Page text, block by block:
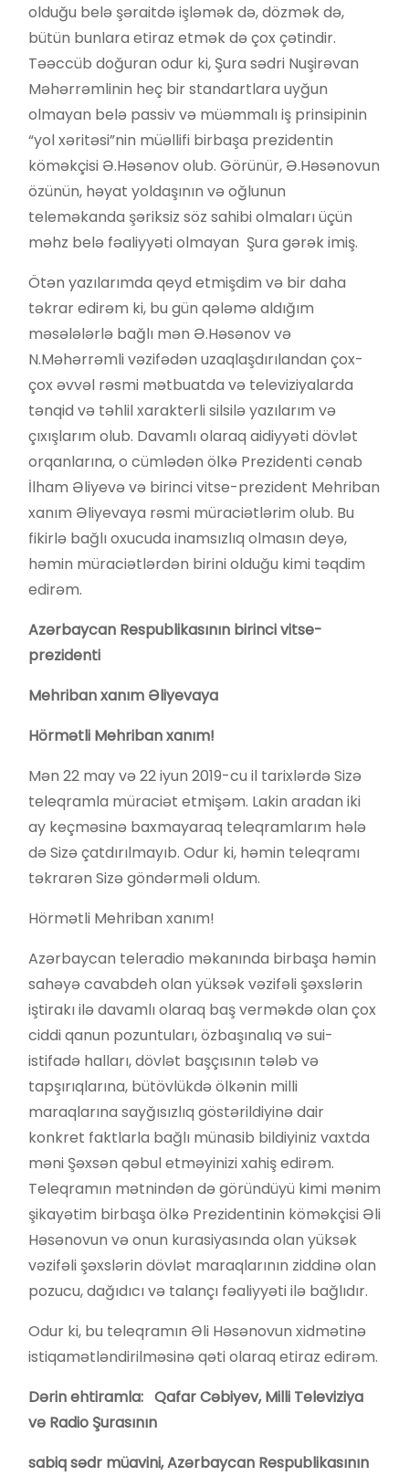
olduğu belə şəraitdə işləmək də, dözmək də,
bütün bunlara etiraz etmək də çox çətindir.
Təəccüb doğuran odur ki, Şura sədri Nuşirəvan
Məhərrəmlinin heç bir standartlara uyğun
olmayan belə passiv və müəmmalı iş prinsipinin
“yol xəritəsi”nin müəllifi birbaşa prezidentin
köməkçisi Ə.Həsənov olub. Görünür, Ə.Həsənovun
özünün, həyat yoldaşının və oğlunun
teleməkanda şəriksiz söz sahibi olmaları üçün
məhz belə fəaliyyəti olmayan Şura gərək imiş.
Ötən yazılarımda qeyd etmişdim və bir daha
təkrar edirəm ki, bu gün qələmə aldığım
məsələlərlə bağlı mən Ə.Həsənov və
N.Məhərrəmli vəzifədən uzaqlaşdırılandan çox-
çox əvvəl rəsmi mətbuatda və televiziyalarda
tənqid və təhlil xarakterli silsilə yazılarım və
çıxışlarım olub. Davamlı olaraq aidiyyəti dövlət
orqanlarına, o cümlədən ölkə Prezidenti cənab
İlham Əliyevə və birinci vitse-prezident Mehriban
xanım Əliyevaya rəsmi müraciətlərim olub. Bu
fikirlə bağlı oxucuda inamsızlıq olmasın deyə,
həmin müraciətlərdən birini olduğu kimi təqdim
edirəm.
Azərbaycan Respublikasının birinci vitse-
prezidenti
Mehriban xanım Əliyevaya
Hörmətli Mehriban xanım!
Mən 22 may və 22 iyun 2019-cu il tarixlərdə Sizə
teleqramla müraciət etmişəm. Lakin aradan iki
ay keçməsinə baxmayaraq teleqramlarım hələ
də Sizə çatdırılmayıb. Odur ki, həmin teleqramı
təkrarən Sizə göndərməli oldum.
Hörmətli Mehriban xanım!
Azərbaycan teleradio məkanında birbaşa həmin
sahəyə cavabdeh olan yüksək vəzifəli şəxslərin
iştirakı ilə davamlı olaraq baş verməkdə olan çox
ciddi qanun pozuntuları, özbaşınalıq və sui-
istifadə halları, dövlət başçısının tələb və
tapşırıqlarına, bütövlükdə ölkənin milli
maraqlarına sayğısızlıq göstərildiyinə dair
konkret faktlarla bağlı münasib bildiyiniz vaxtda
məni Şəxsən qəbul etməyinizi xahiş edirəm.
Teleqramın mətnindən də göründüyü kimi mənim
şikayətim birbaşa ölkə Prezidentinin köməkçisi Əli
Həsənovun və onun kurasiyasında olan yüksək
vəzifəli şəxslərin dövlət maraqlarının ziddinə olan
pozucu, dağıdıcı və talançı fəaliyyəti ilə bağlıdır.
Odur ki, bu teleqramın Əli Həsənovun xidmətinə
istiqamətləndirilməsinə qəti olaraq etiraz edirəm.
Dərin ehtiramla: Qafar Cəbiyev, Milli Televiziya
və Radio Şurasının
sabiq sədr müavini, Azərbaycan Respublikasının